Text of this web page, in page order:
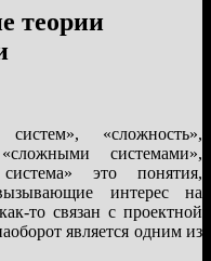
теории
«сложность»,
системами»,
это понятия,
интерес на
то связан с проектной
является одним из